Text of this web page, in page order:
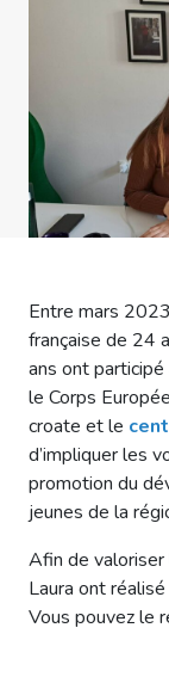
Entre mars
française de 24
ans ont
le Corps
croate et le
d’impliquer les
promotion du
jeunes de la
Afin de
Laura ont
Vous pouvez le